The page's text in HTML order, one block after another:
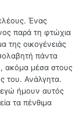
Ένας
παρά τη φτώχια
της οικογένειάς
πάντα
ακόμα μέσα στους
του. Ανάλγητα.
εγώ ήμουν αυτός
τα πένθιμα